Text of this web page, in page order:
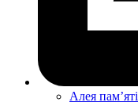
Алея памʼяті